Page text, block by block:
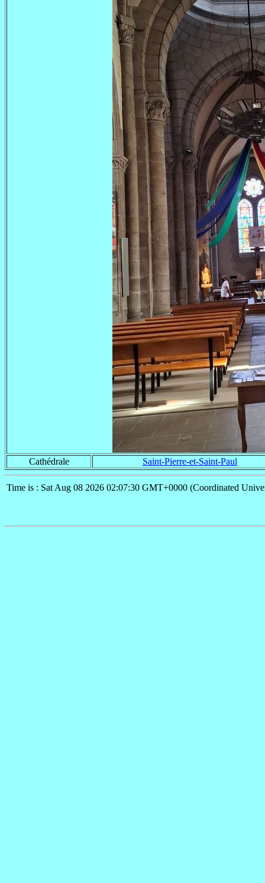
Cathédrale Saint-Pierre-et-Saint-Paul
Time is : Sat Aug 08 2026 02:07:30 GMT+0000 (Coordinated